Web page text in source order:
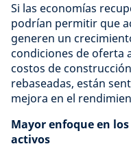
Si las economías
podrían permitir que
generen un
condiciones de oferta
costos de
rebaseadas, están
mejora en el
Mayor enfoque en
activos